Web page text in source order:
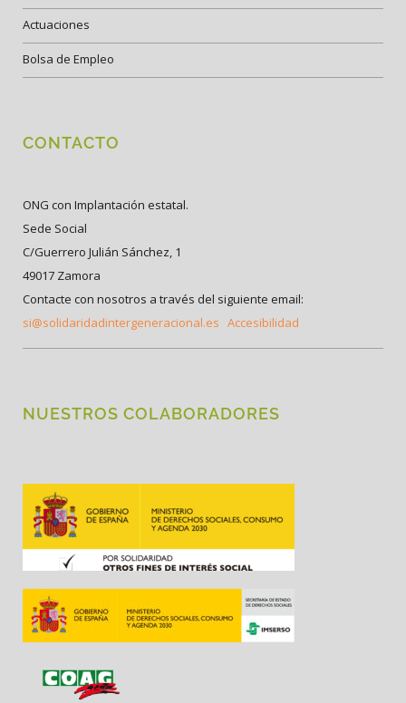
Actuaciones
Bolsa de Empleo
CONTACTO
ONG con Implantación estatal.
Sede Social
C/Guerrero Julián Sánchez, 1
49017 Zamora
Contacte con nosotros a través del siguiente email:
si@solidaridadintergeneracional.es Accesibilidad
NUESTROS COLABORADORES